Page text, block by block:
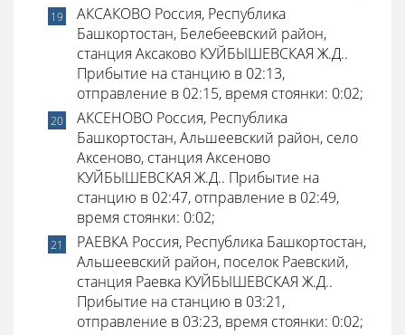
АКСАКОВО Россия, Республика
Башкортостан, Белебеевский район,
станция Аксаково КУЙБЫШЕВСКАЯ Ж.Д..
Прибытие на станцию в 02:13,
отправление в 02:15, время стоянки: 0:02;
АКСЕНОВО Россия, Республика
Башкортостан, Альшеевский район, село
Аксеново, станция Аксеново
КУЙБЫШЕВСКАЯ Ж.Д.. Прибытие на
станцию в 02:47, отправление в 02:49,
время стоянки: 0:02;
РАЕВКА Россия, Республика Башкортостан,
Альшеевский район, поселок Раевский,
станция Раевка КУЙБЫШЕВСКАЯ Ж.Д..
Прибытие на станцию в 03:21,
отправление в 03:23, время стоянки: 0:02;